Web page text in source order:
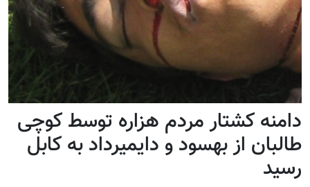
دامنه کشتار مردم هزاره توسط کوچی
طالبان از بهسود و دایمیرداد به کابل
رسید